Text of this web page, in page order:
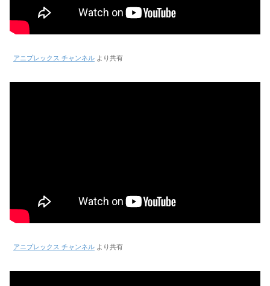
アニプレックス チャンネル より共有
アニプレックス チャンネル より共有